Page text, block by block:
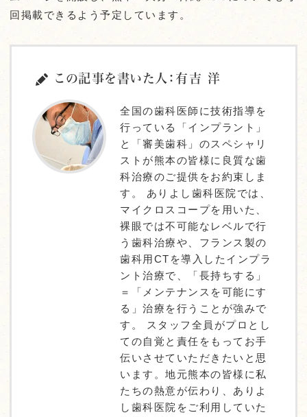
回掲載できるよう予定しています。
この記事を書いた人：有吉 洋
全国の歯科医師に技術指導を
行っている「インプラント」
と「審美歯科」のスペシャリ
ストが熊本の皆様に良質な歯
科治療のご提供をお約束しま
す。 ありよし歯科医院では、
マイクロスコープを用いた、
裸眼では不可能なレベルで行
う歯科治療や、フランス製の
歯科用CTを導入したインプラ
ント治療で、「長持ちする」
＝「メンテナンスを可能にす
る」治療を行うことが強みで
す。 スタッフ全員がプロとし
ての自覚と責任をもってお手
伝いさせていただきたいと思
います。地元熊本の皆様に私
たちの熱意が伝わり、ありよ
し歯科医院をご利用していた